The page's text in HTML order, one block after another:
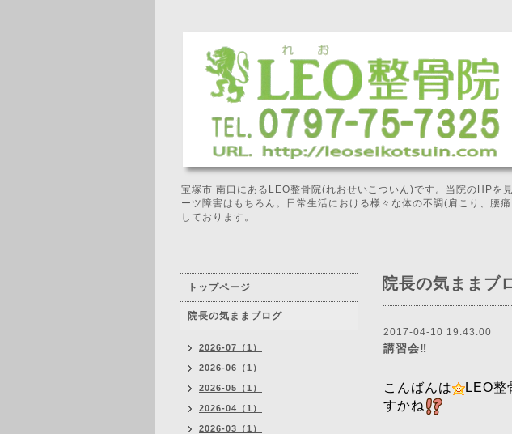
宝塚市 南口にあるLEO整骨院(れおせいこついん)です。当院のHPを
ーツ障害はもちろん。日常生活における様々な体の不調(肩こり、腰
しております。
院長の気ままブ
2017-04-10 19:43:00
講習会‼️
こんばんは
LEO整
すかね
トップページ
院長の気ままブログ
2026-07（1）
2026-06（1）
2026-05（1）
2026-04（1）
2026-03（1）